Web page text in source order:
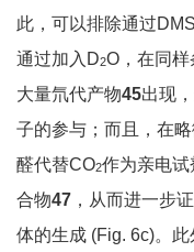
此，可以排除通过
通过加入D2O，在同
大量氘代产物45出现
子的参与；而且，在
醛代替CO2作为亲电
合物47 ，从而进一步
体的生成 (Fig. 6c)。